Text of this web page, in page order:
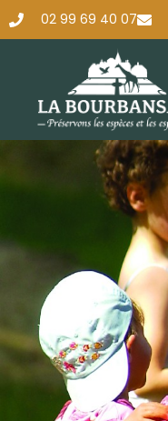
02 99 69 40 07